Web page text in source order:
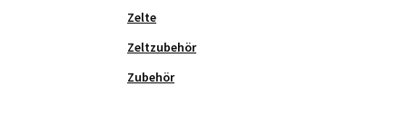
Zelte
Zeltzubehör
Zubehör